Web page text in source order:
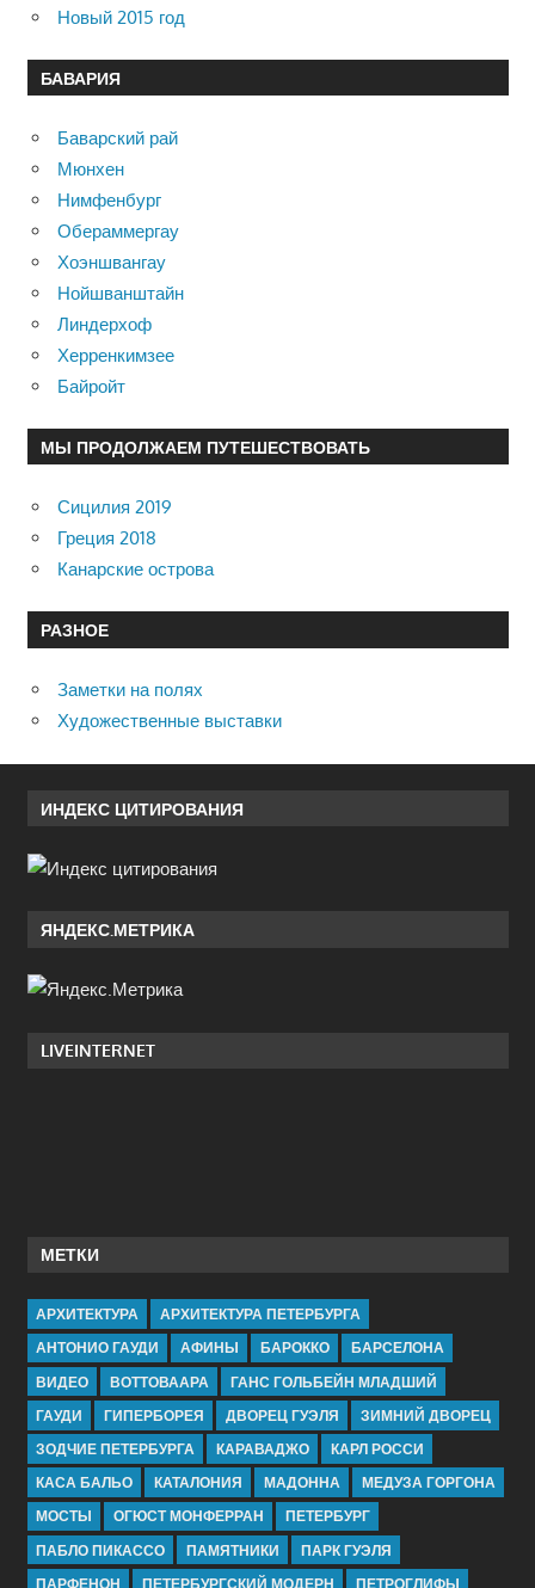
Новый 2015 год
БАВАРИЯ
Баварский рай
Мюнхен
Нимфенбург
Обераммергау
Хоэншвангау
Нойшванштайн
Линдерхоф
Херренкимзее
Байройт
МЫ ПРОДОЛЖАЕМ ПУТЕШЕСТВОВАТЬ
Сицилия 2019
Греция 2018
Канарские острова
РАЗНОЕ
Заметки на полях
Художественные выставки
ИНДЕКС ЦИТИРОВАНИЯ
ЯНДЕКС.МЕТРИКА
LIVEINTERNET
МЕТКИ
АРХИТЕКТУРА
АРХИТЕКТУРА ПЕТЕРБУРГА
АНТОНИО ГАУДИ
АФИНЫ БАРОККО
БАРСЕЛОНА
ВИДЕО
ВОТТОВААРА
ГАНС ГОЛЬБЕЙН МЛАДШИЙ
ГАУДИ
ГИПЕРБОРЕЯ ДВОРЕЦ ГУЭЛЯ
ЗИМНИЙ ДВОРЕЦ
ЗОДЧИЕ ПЕТЕРБУРГА
КАРАВАДЖО
КАРЛ РОССИ
КАСА БАЛЬО
КАТАЛОНИЯ МАДОННА
МЕДУЗА ГОРГОНА
МОСТЫ
ОГЮСТ МОНФЕРРАН
ПЕТЕРБУРГ
ПАБЛО ПИКАССО
ПАМЯТНИКИ
ПАРК ГУЭЛЯ
ПАРФЕНОН
ПЕТЕРБУРГСКИЙ МОДЕРН ПЕТРОГЛИФЫ